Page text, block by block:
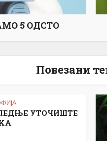
5 ОДСТО
Повезани
УТОЧИШТЕ